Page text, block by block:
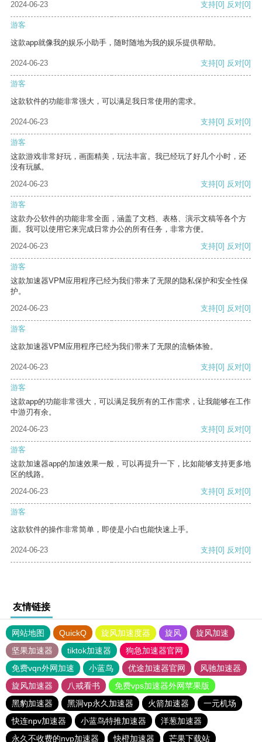
2024-06-23
支持[0] 反对[0]
游客
这款app就像我的娱乐小助手，随时随地为我的娱乐提供帮助。
2024-06-23 支持[0] 反对[0]
游客
这款软件的功能非常强大，可以满足我日常使用的需求。
2024-06-23 支持[0] 反对[0]
游客
这款游戏非常好玩，画面精美，玩法丰富。我已经玩了好几个小时，还
没有玩腻。
2024-06-23
支持[0] 反对[0]
游客
这款办公软件的功能非常全面，涵盖了文档、表格、演示文稿等各个方
面。我可以使用它来完成日常办公的所有任务，非常方便。
2024-06-23
支持[0] 反对[0]
游客
这款加速器VPM应用程序已经为我们带来了无限的隐私保护和安全性保
护。
2024-06-23
支持[0] 反对[0]
游客
这款加速器VPM应用程序已经为我们带来了无限的流畅体验。
2024-06-23 支持[0] 反对[0]
游客
这款app的功能非常强大，可以满足我所有的工作需求，让我能够在工作
中游刃有余。
2024-06-23
支持[0] 反对[0]
游客
这款加速器app的加速效果一般，可以再提升一下，比如能够支持更多地
区的线路。
2024-06-23
支持[0] 反对[0]
游客
这款软件的操作非常简单，即使是小白也能快速上手。
2024-06-23 支持[0] 反对[0]
友情链接
网站地图 QuickQ 旋风加速度器 旋风
旋风加速
坚果加速器
tiktok加速器
狗急加速器官网
免费vqn外网加速
小蓝鸟 优途加速器官网
风驰加速器
旋风加速器
八戒看书
免费vps加速器外网苹果版
黑豹加速器
黑洞vp永久加速器 火箭加速器
一元机场
快连npv加速器
小蓝鸟特推加速器
洋葱加速器
永久不收费的nvp加速器
快橙加速器 芒果下载站